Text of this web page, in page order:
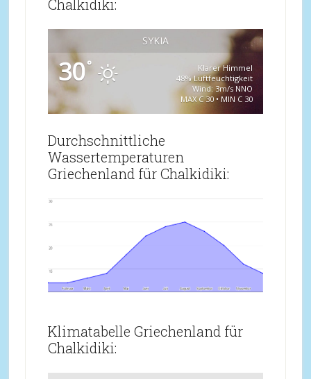
Chalkidiki:
SYKIA
30°
Klarer Himmel
48% Luftfeuchtigkeit
Wind: 3m/s NNO
MAX C 30 • MIN C 30
Durchschnittliche
Wassertemperaturen
Griechenland für Chalkidiki:
Klimatabelle Griechenland für
Chalkidiki: